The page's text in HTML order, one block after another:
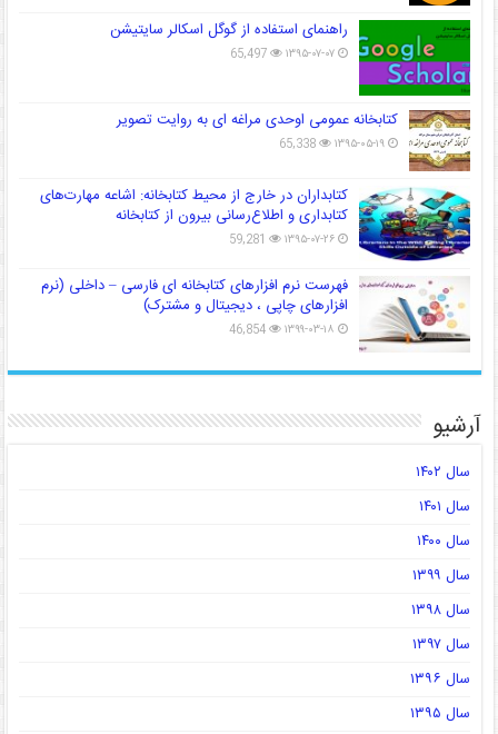
راهنمای استفاده از گوگل اسکالر سایتیشن
۱۳۹۵-۰۷-۰۷ 65,497
کتابخانه عمومی اوحدی مراغه ای به روایت تصویر
۱۳۹۵-۰۵-۱۹ 65,338
کتابداران در خارج از محیط کتابخانه: اشاعه مهارت‌های
کتابداری و اطلاع‌رسانی بیرون از کتابخانه
۱۳۹۵-۰۷-۲۶ 59,281
فهرست نرم افزارهای کتابخانه ای فارسی – داخلی (نرم
افزارهای چاپی ، دیجیتال و مشترک)
۱۳۹۹-۰۳-۱۸ 46,854
آرشیو
سال ۱۴۰۲
سال ۱۴۰۱
سال ۱۴۰۰
سال ۱۳۹۹
سال ۱۳۹۸
سال ۱۳۹۷
سال ۱۳۹۶
سال ۱۳۹۵